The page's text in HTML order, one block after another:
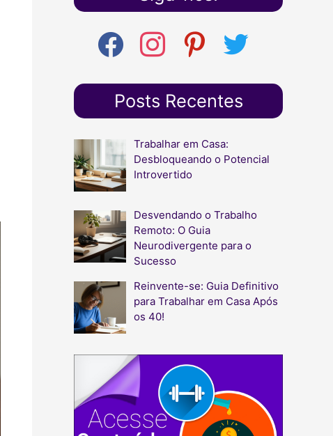
q
a
r
o
r
:
k
a
g
a
m
e
r
s
t
w
t
e
Posts Recentes
Trabalhar em Casa:
Desbloqueando o Potencial
Introvertido
Desvendando o Trabalho
Remoto: O Guia
Neurodivergente para o
Sucesso
Reinvente-se: Guia Definitivo
para Trabalhar em Casa Após
os 40!